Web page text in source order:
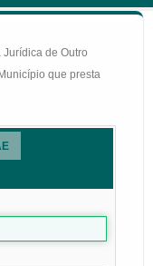
de Outro
que presta